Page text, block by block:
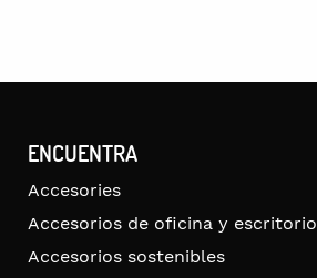
ENCUENTRA
Accesories
Accesorios de oficina y escritorio
Accesorios sostenibles